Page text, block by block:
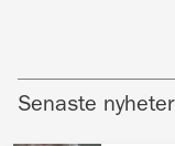
Senaste nyheter